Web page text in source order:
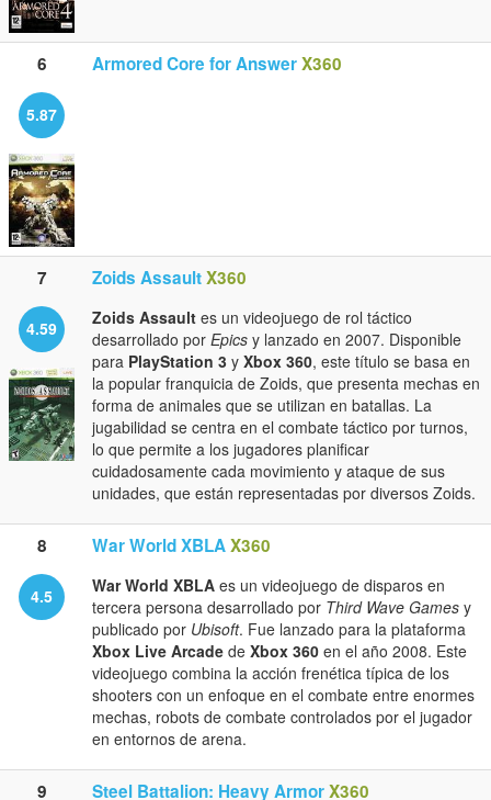
6 Armored Core for AnswerX360
5.87
7 Zoids AssaultX360
4.59 Zoids Assault es un videojuego de rol táctico
desarrollado por Epics y lanzado en 2007. Disponible
para PlayStation 3 y Xbox 360, este título se basa en
la popular franquicia de Zoids, que presenta mechas en
forma de animales que se utilizan en batallas. La
jugabilidad se centra en el combate táctico por turnos,
lo que permite a los jugadores planificar
cuidadosamente cada movimiento y ataque de sus
unidades, que están representadas por diversos Zoids.
8 War World XBLAX360
4.5 War World XBLA es un videojuego de disparos en
tercera persona desarrollado por Third Wave Games y
publicado por Ubisoft. Fue lanzado para la plataforma
Xbox Live Arcade de Xbox 360 en el año 2008. Este
videojuego combina la acción frenética típica de los
shooters con un enfoque en el combate entre enormes
mechas, robots de combate controlados por el jugador
en entornos de arena.
9 Steel Battalion: Heavy ArmorX360